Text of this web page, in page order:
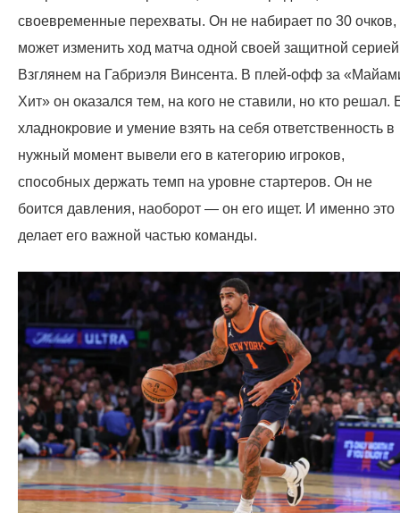
своевременные перехваты. Он не набирает по 30 очков,
может изменить ход матча одной своей защитной
Взглянем на Габриэля Винсента. В плей-офф за
Хит» он оказался тем, на кого не ставили, но кто решал.
хладнокровие и умение взять на себя ответственность в
нужный момент вывели его в категорию игроков,
способных держать темп на уровне стартеров. Он не
боится давления, наоборот — он его ищет. И именно это
делает его важной частью команды.